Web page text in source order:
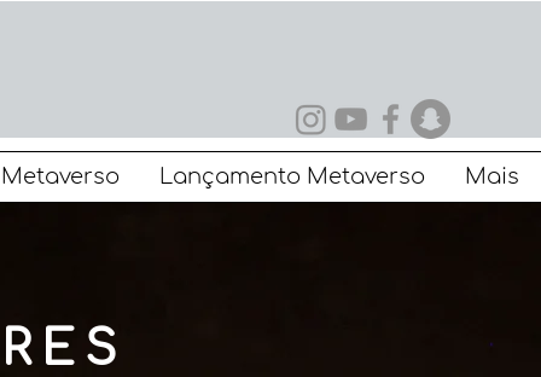
Metaverso Lançamento Metaverso Mais